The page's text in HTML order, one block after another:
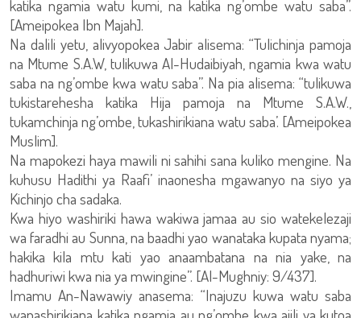
katika ngamia watu kumi, na katika ng’ombe watu saba”.
[Ameipokea Ibn Majah].
Na dalili yetu, alivyopokea Jabir alisema: “Tulichinja pamoja
na Mtume S.A.W, tulikuwa Al-Hudaibiyah, ngamia kwa watu
saba na ng’ombe kwa watu saba”. Na pia alisema: “tulikuwa
tukistarehesha katika Hija pamoja na Mtume S.A.W.,
tukamchinja ng’ombe, tukashirikiana watu saba’. [Ameipokea
Muslim].
Na mapokezi haya mawili ni sahihi sana kuliko mengine. Na
kuhusu Hadithi ya Raafi’ inaonesha mgawanyo na siyo ya
Kichinjo cha sadaka.
Kwa hiyo washiriki hawa wakiwa jamaa au sio watekelezaji
wa faradhi au Sunna, na baadhi yao wanataka kupata nyama;
hakika kila mtu kati yao anaambatana na nia yake, na
hadhuriwi kwa nia ya mwingine”. [Al-Mughniy: 9/437].
Imamu An-Nawawiy anasema: “Inajuzu kuwa watu saba